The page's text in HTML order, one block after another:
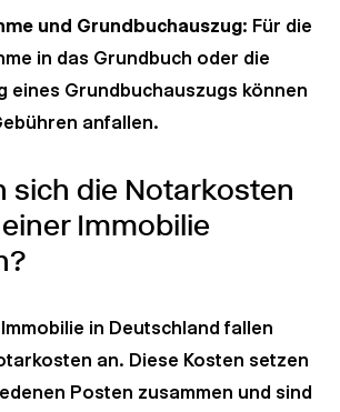
und Grundbuchauszug: Für die
in das Grundbuch oder die
eines Grundbuchauszugs können
anfallen.
sich die Notarkosten
Immobilie
in Deutschland fallen
an. Diese Kosten setzen
Posten zusammen und sind